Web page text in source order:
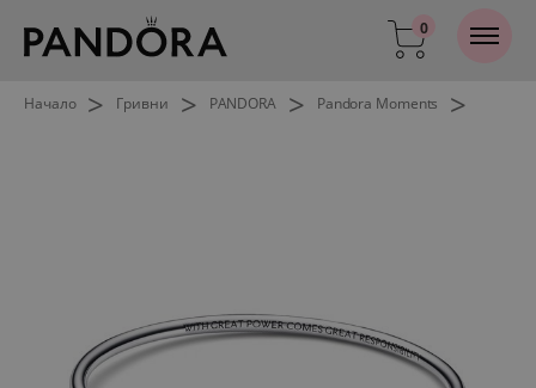
0
Начало > Гривни > PANDORA > Pandora Moments >